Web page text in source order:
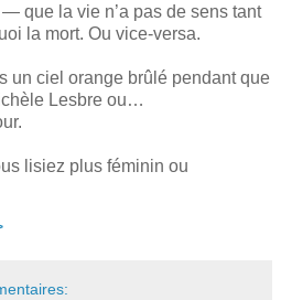
que la vie n’a pas de sens tant
la mort. Ou vice-versa.
un ciel orange brûlé pendant que
Lesbre ou…
lisiez plus féminin ou